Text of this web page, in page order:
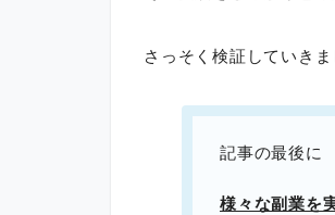
さっそく検証していきま
記事の最後に
様々な副業を